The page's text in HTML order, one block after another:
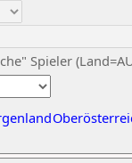
Spieler